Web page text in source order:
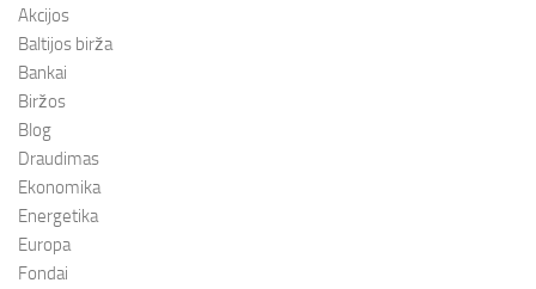
Akcijos
Baltijos birža
Bankai
Biržos
Blog
Draudimas
Ekonomika
Energetika
Europa
Fondai